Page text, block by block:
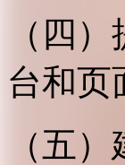
（四
台和页
（五